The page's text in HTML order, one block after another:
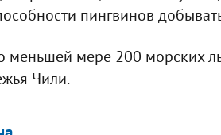
пингвинов
меньшей мере 200 морских
Чили.